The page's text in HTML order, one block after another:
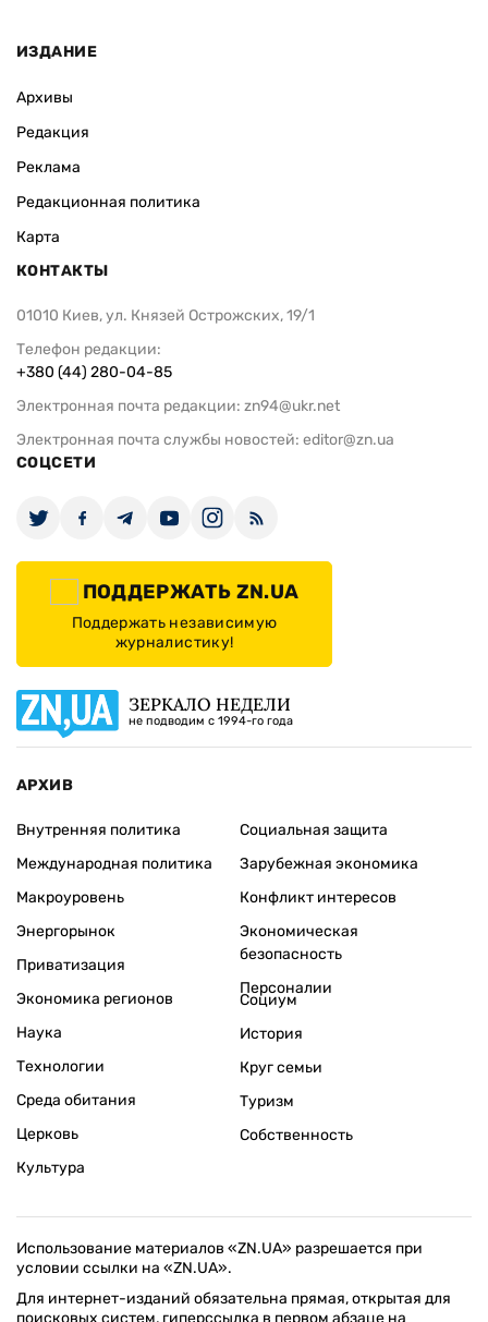
ИЗДАНИЕ
Архивы
Редакция
Реклама
Редакционная политика
Карта
КОНТАКТЫ
01010 Киев, ул. Князей Острожских, 19/1
Телефон редакции:
+380 (44) 280-04-85
Электронная почта редакции: zn94@ukr.net
Электронная почта службы новостей: editor@zn.ua
СОЦСЕТИ
ПОДДЕРЖАТЬ ZN.UA
Поддержать независимую
журналистику!
ЗЕРКАЛО НЕДЕЛИ
не подводим с 1994-го года
АРХИВ
Внутренняя политика
Международная политика
Макроуровень
Энергорынок
Приватизация
Экономика регионов
Социальная защита
Зарубежная экономика
Конфликт интересов
Экономическая
безопасность
Персоналии
Наука
Технологии
Среда обитания
Церковь
Культура
Социум
История
Круг семьи
Туризм
Собственность
Использование материалов «ZN.UA» разрешается при
условии ссылки на «ZN.UA».
Для интернет-изданий обязательна прямая, открытая для